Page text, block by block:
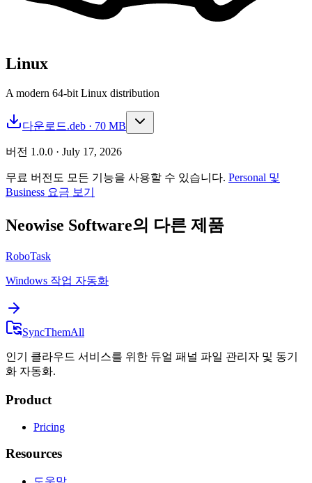
Linux
A modern 64-bit Linux distribution
다운로드.deb · 70 MB
버전 1.0.0 · July 17, 2026
무료 버전도 모든 기능을 사용할 수 있습니다. Personal 및
Business 요금 보기
Neowise Software의 다른 제품
RoboTask
Windows 작업 자동화
SyncThemAll
인기 클라우드 서비스를 위한 듀얼 패널 파일 관리자 및 동기
화 자동화.
Product
Pricing
Resources